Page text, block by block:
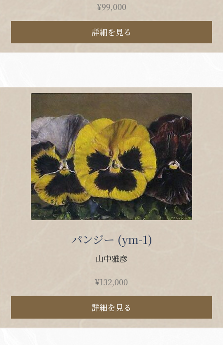
¥99,000
詳細を見る
パンジー (ym-1)
山中雅彦
¥132,000
詳細を見る